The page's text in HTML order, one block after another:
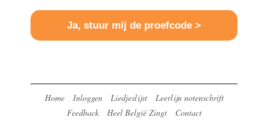
Home Inloggen Liedjeslijst
Leerlijn notenschrift
Feedback
Heel België Zingt Contact